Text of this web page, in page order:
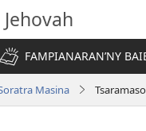
FAMPIANARAN’NY
Masina